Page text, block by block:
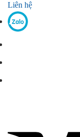
Liên hệ